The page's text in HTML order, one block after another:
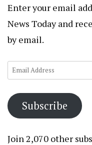
Enter your email
News Today and
by email.
Email
Subscribe
Join 2,070 other